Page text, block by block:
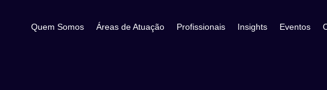
Quem Somos Áreas de Atuação Profissionais Insights Eventos